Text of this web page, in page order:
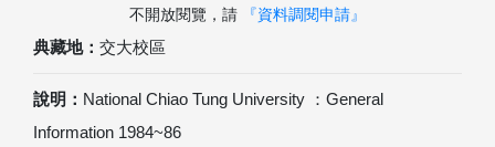
典藏地： 交大校區
說明： National Chiao Tung University ：General
Information 1984~86
不開放閱覽，請 『資料調閱申請』